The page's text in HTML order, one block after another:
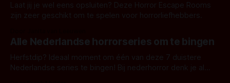
Laat jij je wel eens opsluiten? Deze Horror Escape Rooms
zijn zeer geschikt om te spelen voor horrorliefhebbers.
Alle Nederlandse horrorseries om te bingen
Herfstdip? Ideaal moment om één van deze 7 duistere
Nederlandse series te bingen! Bij nederhorror denk je al